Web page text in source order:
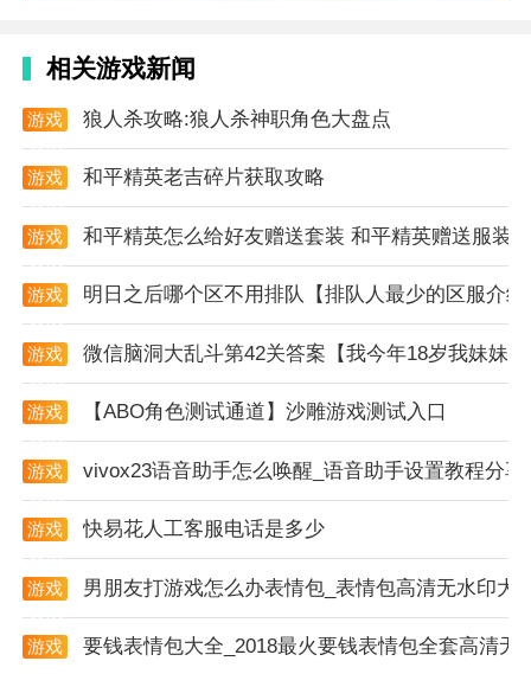
软件功能
1. 提供山西省内各汽车客运站的班次查询功能，帮助用
户了解不同时段的车次信息。
2. 支持在线购票服务，用户可通过app直接购买汽车
票，无需到车站排队等候。
3. 提供客运站信息查询功能，包括客运站地址、联系电
话等详细信息。
app特点
多样化的出行需求。
2. 卓越服务：为用户提供最专业的服务，随时解决用户
3. 快速高效：下单支付后，系统立即响应，确认购票成
功。
相关游戏新闻
游戏
狼人杀攻略:狼人杀神职角色大盘点
游戏
和平精英老吉碎片获取攻略
游戏
和平精英怎么给好友赠送套装 和平精英赠送服装
游戏
明日之后哪个区不用排队【排队人最少的区服介绍
游戏
微信脑洞大乱斗第42关答案【我今年18岁我妹妹
游戏
【ABO角色测试通道】沙雕游戏测试入口
游戏
vivox23语音助手怎么唤醒_语音助手设置教程分享
游戏
快易花人工客服电话是多少
游戏
男朋友打游戏怎么办表情包_表情包高清无水印大
游戏
要钱表情包大全_2018最火要钱表情包全套高清无